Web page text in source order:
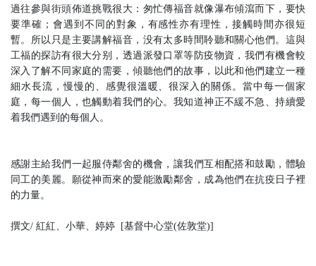
過往參與街頭佈道挑戰很大：匆忙傳福音就像瀑布傾瀉而下，要快
要準確；會遇到不同的對象，有感性亦有理性，接觸時間亦很短
暫。所以只是主要講解福音，没有太多時間聆聽和關心他們。這與
工福的探訪有很大分别，透過派發口罩等防疫物資，我們有機會較
深入了解不同家庭的需要，傾聽他們的故事，以此和他們建立一種
細水長流，慢慢的、感覺很溫暖、很深入的關係。當中每一個家
庭，每一個人，也觸動着我們的心。我知道神正不緩不急、持續愛
着我們遇到的每個人。
感謝主給我們一起服侍鄰舍的機會，讓我們互相配搭和鼓勵，體驗
同工的美麗。願從神而來的愛能激勵鄰舍，成為他們在抗疫日子裡
的力量。
撰文/ 紅紅、小華、婷婷 [基督中心堂(佐敦堂)]